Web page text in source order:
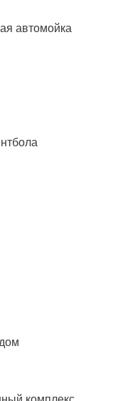
автомойка